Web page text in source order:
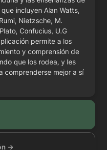
incluyen Alan Watts,
Nietzsche, M.
Confucius, U.G
permite a los
y comprensión de
que los rodea, y les
comprenderse mejor a sí
→